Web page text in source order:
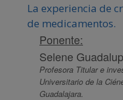
La experiencia de
de medicamentos.
Ponente:
Selene
Profesora Titular e
Universitario de la
Guadalajara.